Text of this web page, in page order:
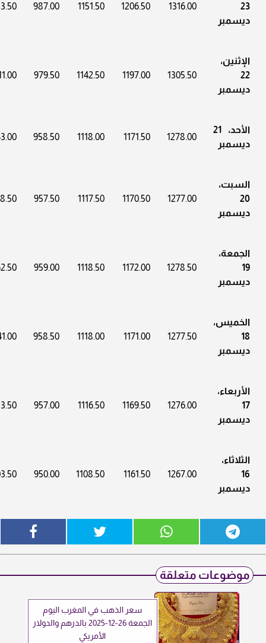
23
ديسمبر
1316.00
1206.50
1151.50
987.00
الإثنين،
22
ديسمبر
1305.50
1197.00
1142.50
979.50
الأحد، 21
ديسمبر
1278.00
1171.50
1118.00
958.50
السبت،
20
ديسمبر
1277.00
1170.50
1117.50
957.50
الجمعة،
19
ديسمبر
1278.50
1172.00
1118.50
959.00
الخميس،
18
ديسمبر
1277.50
1171.00
1118.00
958.50
الأربعاء،
17
ديسمبر
1276.00
1169.50
1116.50
957.00
الثلاثاء،
16
ديسمبر
1267.00
1161.50
1108.50
950.00
موضوعات متعلقة
سعر الذهب في المغرب اليوم
الجمعة 26-12-2025 بالدرهم والدولار
الأمريكي